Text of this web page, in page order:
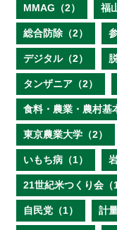
MMAG（2） 福
総合防除（2）
デジタル（2）
タンザニア（2）
食料・農業・農村基
東京農業大学（2）
いもち病（1）
21世紀米つくり会（1
自民党（1） 計